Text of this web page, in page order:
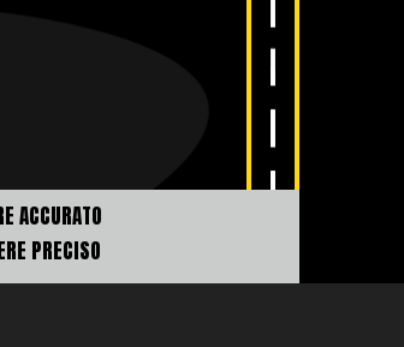
ACCURATO
PRECISO